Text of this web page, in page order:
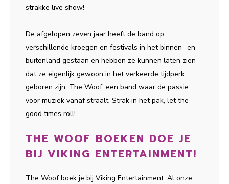
strakke live show!
De afgelopen zeven jaar heeft de band op
verschillende kroegen en festivals in het binnen- en
buitenland gestaan en hebben ze kunnen laten zien
dat ze eigenlijk gewoon in het verkeerde tijdperk
geboren zijn. The Woof, een band waar de passie
voor muziek vanaf straalt. Strak in het pak, let the
good times roll!
THE WOOF BOEKEN DOE JE
BIJ VIKING ENTERTAINMENT!
The Woof boek je bij Viking Entertainment. Al onze